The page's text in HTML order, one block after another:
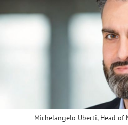
Michelangelo Uberti, Head